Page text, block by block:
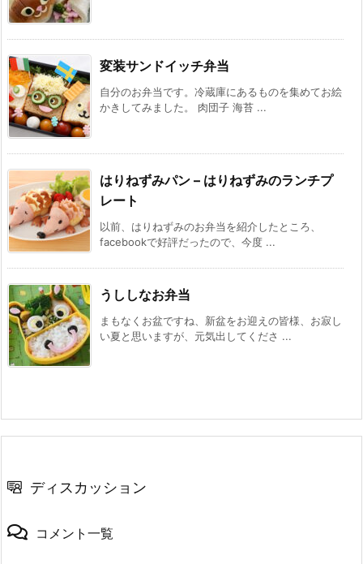
変装サンドイッチ弁当
自分のお弁当です。冷蔵庫にあるものを集めてお絵
かきしてみました。 肉団子 海苔 ...
はりねずみパン – はりねずみのランチプ
レート
以前、はりねずみのお弁当を紹介したところ、
facebookで好評だったので、今度 ...
うししなお弁当
まもなくお盆ですね、新盆をお迎えの皆様、お寂し
い夏と思いますが、元気出してくださ ...
ディスカッション
コメント一覧